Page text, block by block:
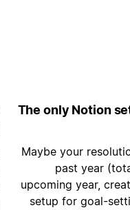
The only Notion
Maybe your
past year
upcoming year,
setup for goal-